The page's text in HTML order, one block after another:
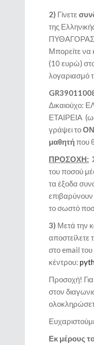
2) Γίνετε
της
ΠΥΘΑΓΟΡΑΣ
Μπορείτε να
(10 ευρώ)
λογαριασμό
GR
ΕΤΑΙΡΕΙΑ (ως
γράψει το
μαθητήπου
ΠΡΟΣΟΧΗ:
του ποσού
τα έξοδα
επιβαρύνουν
το σωστό
3) Μετά την
αποστείλετε
στο email του
κέντρου:
Προσοχή!
στον
Εκ μέρους